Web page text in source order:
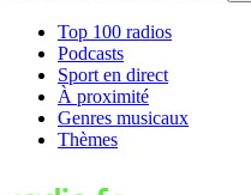
Top 100 radios
Podcasts
Sport en direct
À proximité
Genres musicaux
Thèmes